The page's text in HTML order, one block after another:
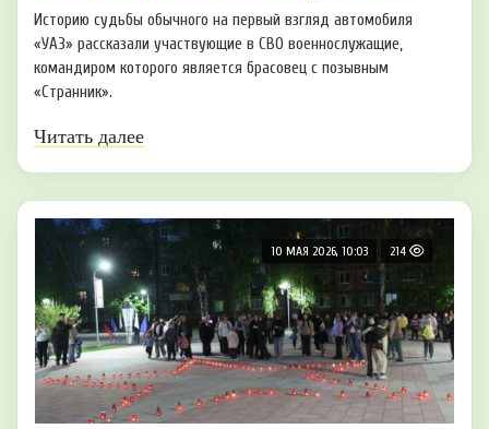
Историю судьбы обычного на первый взгляд автомобиля
«УАЗ» рассказали участвующие в СВО военнослужащие,
командиром которого является брасовец с позывным
«Странник».
Читать далее
10 МАЯ 2026, 10:03 214